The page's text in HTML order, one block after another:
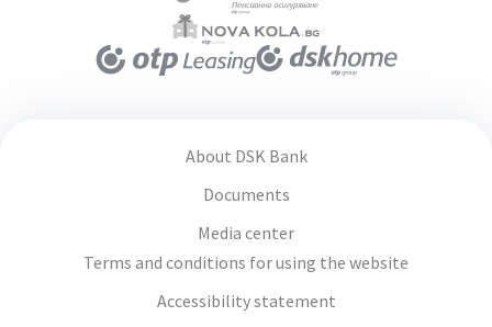
About DSK Bank
Documents
Media center
Terms and conditions for using the website
Accessibility statement